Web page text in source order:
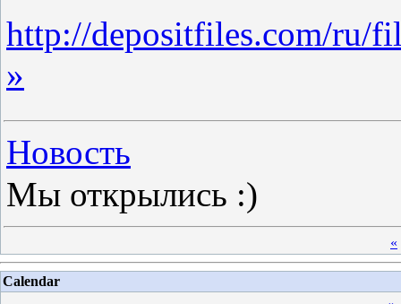
http://depositfiles.com/ru/
»
Новость
Мы открылись :)
«
Calendar